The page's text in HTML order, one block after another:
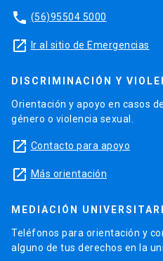
phone (56)95504 5000
launch Ir al sitio de Emergencias
DISCRIMINACIÓN Y
Orientación y apoyo en casos
género o violencia sexual.
launch Contacto para apoyo
launch Más orientación
MEDIACIÓN
Teléfonos para orientación y
alguno de tus derechos en la